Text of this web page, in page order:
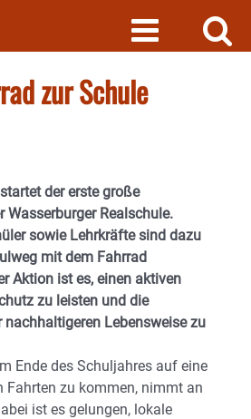
zur Schule
der erste große
Wasserburger Realschule.
sowie Lehrkräfte sind dazu
mit dem Fahrrad
Aktion ist es, einen aktiven
zu leisten und die
Lebensweise zu
Ende des Schuljahres auf eine
Fahrten zu kommen, nimmt an
ist es gelungen, lokale